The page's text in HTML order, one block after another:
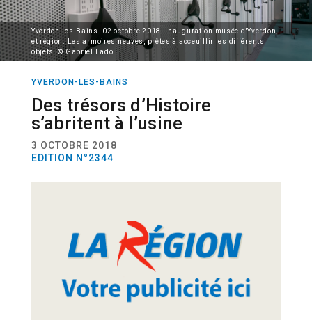
Yverdon-les-Bains. 02 octobre 2018. Inauguration musée d'Yverdon
et région. Les armoires neuves, prêtes à acceuillir les différents
objets. © Gabriel Lado
YVERDON-LES-BAINS
Des trésors d’Histoire
s’abritent à l’usine
3 OCTOBRE 2018
EDITION N°2344